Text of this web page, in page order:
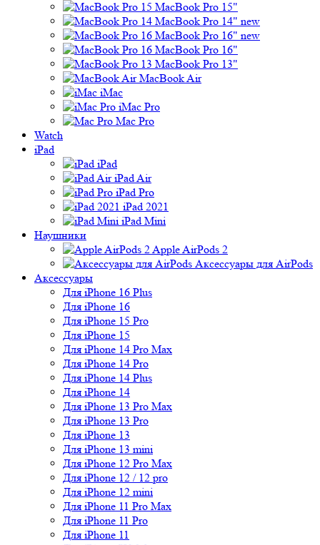
MacBook Pro 15"
MacBook Pro 14" new
MacBook Pro 16" new
MacBook Pro 16"
MacBook Pro 13"
MacBook Air
iMac
iMac Pro
Mac Pro
Watch
iPad
iPad
iPad Air
iPad Pro
iPad 2021
iPad Mini
Наушники
Apple AirPods 2
Аксессуары для AirPods
Аксессуары
Для iPhone 16 Plus
Для iPhone 16
Для iPhone 15 Pro
Для iPhone 15
Для iPhone 14 Pro Max
Для iPhone 14 Pro
Для iPhone 14 Plus
Для iPhone 14
Для iPhone 13 Pro Max
Для iPhone 13 Pro
Для iPhone 13
Для iPhone 13 mini
Для iPhone 12 Pro Max
Для iPhone 12 / 12 pro
Для iPhone 12 mini
Для iPhone 11 Pro Max
Для iPhone 11 Pro
Для iPhone 11